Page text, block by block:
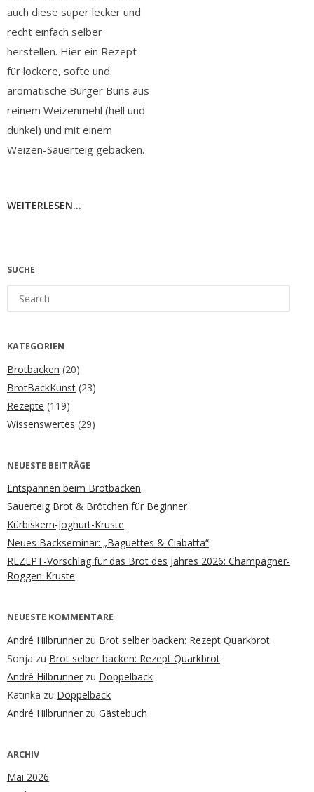
auch diese super lecker und
recht einfach selber
herstellen. Hier ein Rezept
für lockere, softe und
aromatische Burger Buns aus
reinem Weizenmehl (hell und
dunkel) und mit einem
Weizen-Sauerteig gebacken.
WEITERLESEN...
SUCHE
for:
KATEGORIEN
Brotbacken (20)
BrotBackKunst (23)
Rezepte (119)
Wissenswertes (29)
NEUESTE BEITRÄGE
Entspannen beim Brotbacken
Sauerteig Brot & Brötchen für Beginner
Kürbiskern-Joghurt-Kruste
Neues Backseminar: „Baguettes & Ciabatta“
REZEPT-Vorschlag für das Brot des Jahres 2026: Champagner-
Roggen-Kruste
NEUESTE KOMMENTARE
André Hilbrunner zu Brot selber backen: Rezept Quarkbrot
Sonja zu Brot selber backen: Rezept Quarkbrot
André Hilbrunner zu Doppelback
Katinka zu Doppelback
André Hilbrunner zu Gästebuch
ARCHIV
Mai 2026